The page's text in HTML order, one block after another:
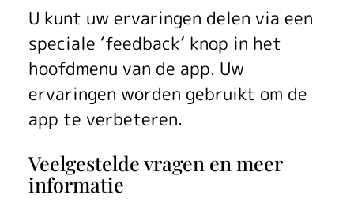
U kunt uw ervaringen delen via een
speciale ‘feedback’ knop in het
hoofdmenu van de app. Uw
ervaringen worden gebruikt om de
app te verbeteren.
Veelgestelde vragen en meer
informatie